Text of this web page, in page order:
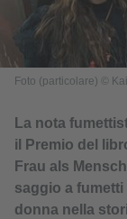
Foto (particolare) ©
La nota
il Premio del
Frau als
saggio a
donna nella